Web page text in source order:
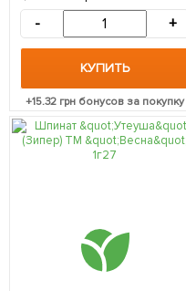
- +
КУПИТЬ
+15.32 грн бонусов за покупку